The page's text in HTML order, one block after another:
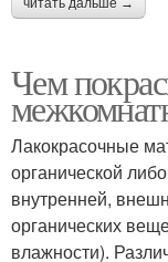
читать дальше →
Чем
Лакокрасочные
органической
внутренней,
органических
влажности).